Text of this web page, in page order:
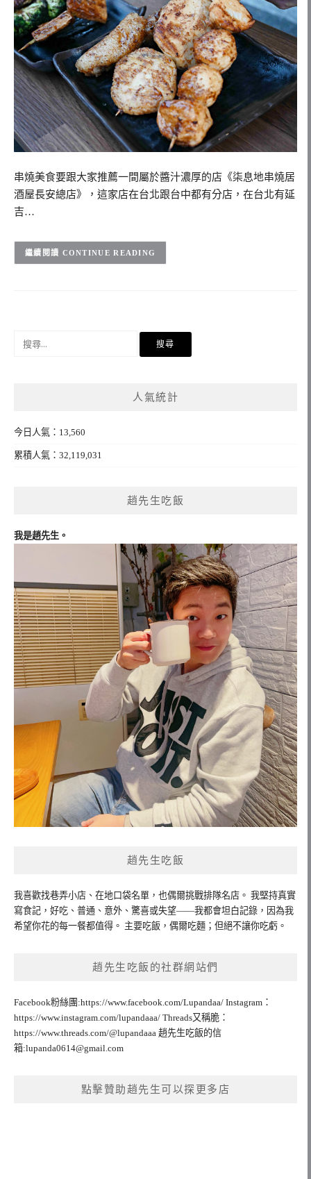
串燒美食要跟大家推薦一間屬於醬汁濃厚的店《柒息地串燒居
酒屋長安總店》，這家店在台北跟台中都有分店，在台北有延
吉…
CONTINUE READING
人氣統計
今日人氣：13,560
累積人氣：32,119,031
趙先生吃飯
我是趙先生。
趙先生吃飯
我喜歡找巷弄小店、在地口袋名單，也偶爾挑戰排隊名店。 我堅持真實
寫食記，好吃、普通、意外、驚喜或失望——我都會坦白記錄，因為我
希望你花的每一餐都值得。 主要吃飯，偶爾吃麵；但絕不讓你吃虧。
趙先生吃飯的社群網站們
Facebook粉絲團:https://www.facebook.com/Lupandaa/ Instagram：
https://www.instagram.com/lupandaaa/ Threads又稱脆：
https://www.threads.com/@lupandaaa 趙先生吃飯的信
箱:lupanda0614@gmail.com
點擊贊助趙先生可以探更多店